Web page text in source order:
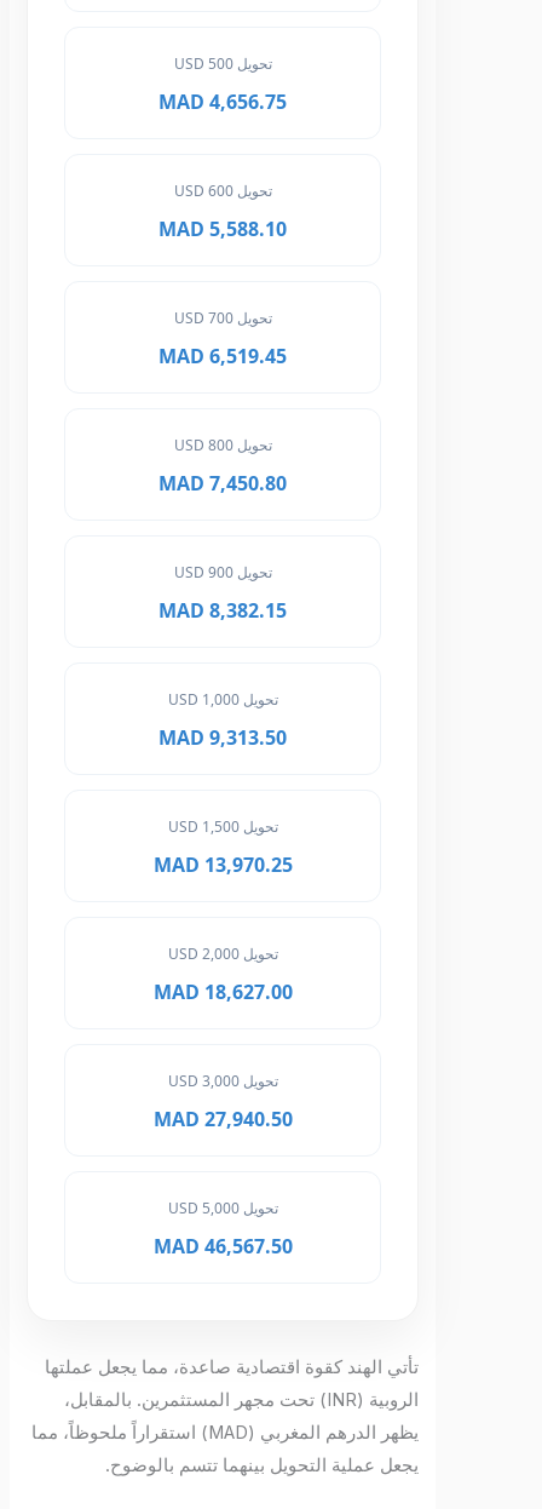
تحويل 500 USD
4,656.75 MAD
تحويل 600 USD
5,588.10 MAD
تحويل 700 USD
6,519.45 MAD
تحويل 800 USD
7,450.80 MAD
تحويل 900 USD
8,382.15 MAD
تحويل 1,000 USD
9,313.50 MAD
تحويل 1,500 USD
13,970.25 MAD
تحويل 2,000 USD
18,627.00 MAD
تحويل 3,000 USD
27,940.50 MAD
تحويل 5,000 USD
46,567.50 MAD
تأتي الهند كقوة اقتصادية صاعدة، مما يجعل عملتها
الروبية (INR) تحت مجهر المستثمرين. بالمقابل،
يظهر الدرهم المغربي (MAD) استقراراً ملحوظاً، مما
يجعل عملية التحويل بينهما تتسم بالوضوح.